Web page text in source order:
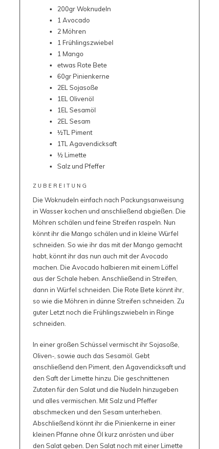
200gr Woknudeln
1 Avocado
2 Möhren
1 Frühlingszwiebel
1 Mango
etwas Rote Bete
60gr Pinienkerne
2EL Sojasoße
1EL Olivenöl
1EL Sesamöl
2EL Sesam
½TL Piment
1TL Agavendicksaft
½ Limette
Salz und Pfeffer
ZUBEREITUNG
Die Woknudeln einfach nach Packungsanweisung
in Wasser kochen und anschließend abgießen. Die
Möhren schälen und feine Streifen raspeln. Nun
könnt ihr die Mango schälen und in kleine Würfel
schneiden. So wie ihr das mit der Mango gemacht
habt, könnt ihr das nun auch mit der Avocado
machen. Die Avocado halbieren mit einem Löffel
aus der Schale heben. Anschließend in Streifen,
dann in Würfel schneiden. Die Rote Bete könnt ihr,
so wie die Möhren in dünne Streifen schneiden. Zu
guter Letzt noch die Frühlingszwiebeln in Ringe
schneiden.
In einer großen Schüssel vermischt ihr Sojasoße,
Oliven-, sowie auch das Sesamöl. Gebt
anschließend den Piment, den Agavendicksaft und
den Saft der Limette hinzu. Die geschnittenen
Zutaten für den Salat und die Nudeln hinzugeben
und alles vermischen. Mit Salz und Pfeffer
abschmecken und den Sesam unterheben.
Abschließend könnt ihr die Pinienkerne in einer
kleinen Pfanne ohne Öl kurz anrösten und über
den Salat geben. Den Salat noch mit einer Limette